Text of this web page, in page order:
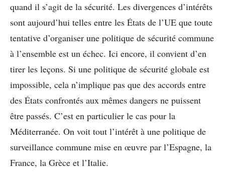
quand il s’agit de la sécurité. Les divergences d’intérêts
sont aujourd’hui telles entre les États de l’UE que toute
tentative d’organiser une politique de sécurité commune
à l’ensemble est un échec. Ici encore, il convient d’en
tirer les leçons. Si une politique de sécurité globale est
impossible, cela n’implique pas que des accords entre
des États confrontés aux mêmes dangers ne puissent
être passés. C’est en particulier le cas pour la
Méditerranée. On voit tout l’intérêt à une politique de
surveillance commune mise en œuvre par l’Espagne, la
France, la Grèce et l’Italie.